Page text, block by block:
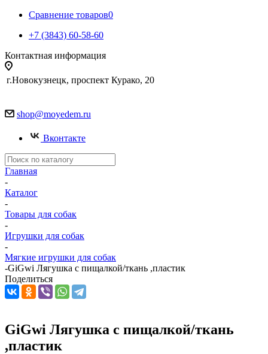
Сравнение товаров0
+7 (3843) 60-58-60
Контактная информация
г.Новокузнецк, проспект Курако, 20
shop@moyedem.ru
Вконтакте
Главная
-
Каталог
-
Товары для собак
-
Игрушки для собак
-
Мягкие игрушки для собак
-GiGwi Лягушка с пищалкой/ткань ,пластик
Поделиться
GiGwi Лягушка с пищалкой/ткань
,пластик